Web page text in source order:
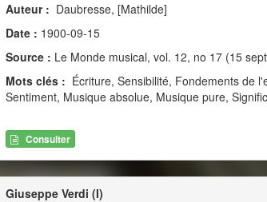
Auteur : Daubresse, [Mathilde]
Date : 1900-09-15
Source : Le Monde musical, vol. 12, no 17 (15
Mots clés : Écriture, Sensibilité, Fondements de
Sentiment, Musique absolue, Musique pure,
Consulter
Giuseppe Verdi (I)